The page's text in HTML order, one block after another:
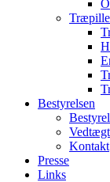
Bestyrelsen
Kontakt
Presse
Links